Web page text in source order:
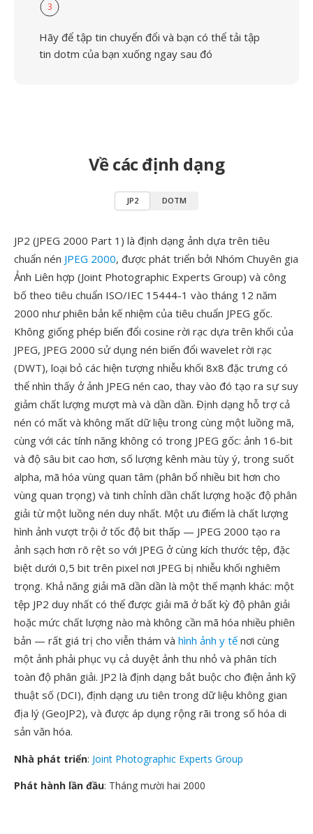
3
Hãy để tập tin chuyển đổi và bạn có thể tải tập
tin dotm của bạn xuống ngay sau đó
Về các định dạng
JP2 DOTM
JP2 (JPEG 2000 Part 1) là định dạng ảnh dựa trên tiêu
chuẩn nén JPEG 2000, được phát triển bởi Nhóm Chuyên gia
Ảnh Liên hợp (Joint Photographic Experts Group) và công
bố theo tiêu chuẩn ISO/IEC 15444-1 vào tháng 12 năm
2000 như phiên bản kế nhiệm của tiêu chuẩn JPEG gốc.
Không giống phép biến đổi cosine rời rạc dựa trên khối của
JPEG, JPEG 2000 sử dụng nén biến đổi wavelet rời rạc
(DWT), loại bỏ các hiện tượng nhiễu khối 8x8 đặc trưng có
thể nhìn thấy ở ảnh JPEG nén cao, thay vào đó tạo ra sự suy
giảm chất lượng mượt mà và dần dần. Định dạng hỗ trợ cả
nén có mất và không mất dữ liệu trong cùng một luồng mã,
cùng với các tính năng không có trong JPEG gốc: ảnh 16-bit
và độ sâu bit cao hơn, số lượng kênh màu tùy ý, trong suốt
alpha, mã hóa vùng quan tâm (phân bổ nhiều bit hơn cho
vùng quan trọng) và tinh chỉnh dần chất lượng hoặc độ phân
giải từ một luồng nén duy nhất. Một ưu điểm là chất lượng
hình ảnh vượt trội ở tốc độ bit thấp — JPEG 2000 tạo ra
ảnh sạch hơn rõ rệt so với JPEG ở cùng kích thước tệp, đặc
biệt dưới 0,5 bit trên pixel nơi JPEG bị nhiễu khối nghiêm
trọng. Khả năng giải mã dần dần là một thế mạnh khác: một
tệp JP2 duy nhất có thể được giải mã ở bất kỳ độ phân giải
hoặc mức chất lượng nào mà không cần mã hóa nhiều phiên
bản — rất giá trị cho viễn thám và hình ảnh y tế nơi cùng
một ảnh phải phục vụ cả duyệt ảnh thu nhỏ và phân tích
toàn độ phân giải. JP2 là định dạng bắt buộc cho điện ảnh kỹ
thuật số (DCI), định dạng ưu tiên trong dữ liệu không gian
địa lý (GeoJP2), và được áp dụng rộng rãi trong số hóa di
sản văn hóa.
Nhà phát triển: Joint Photographic Experts Group
Phát hành lần đầu: Tháng mười hai 2000